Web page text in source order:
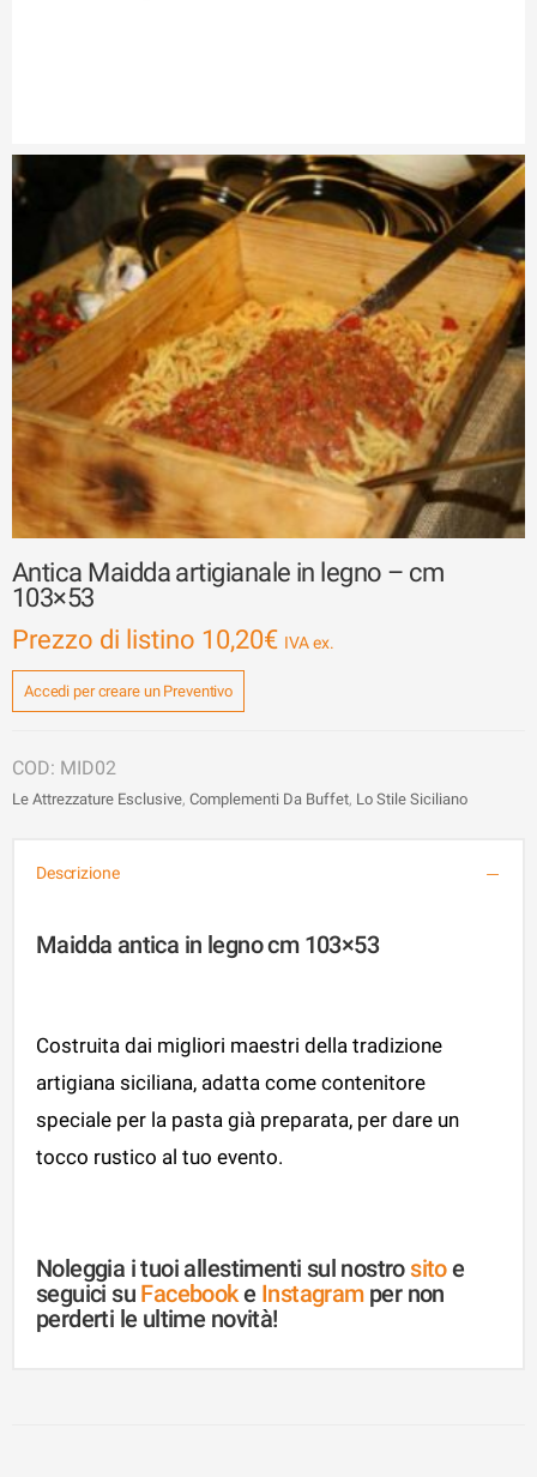
Antica Maidda artigianale in legno – cm
103×53
Prezzo di listino 10,20€
Accedi per creare un Preventivo
MID02
Le Attrezzature Esclusive, Complementi Da Buffet, Lo Stile Siciliano
Descrizione
Maidda antica in legno cm 103×53
Costruita dai migliori maestri della tradizione
artigiana siciliana, adatta come contenitore
speciale per la pasta già preparata, per dare un
tocco rustico al tuo evento.
Noleggia i tuoi allestimenti sul nostrositoe
seguici su Facebooke Instagramper non
perderti le ultime novità!